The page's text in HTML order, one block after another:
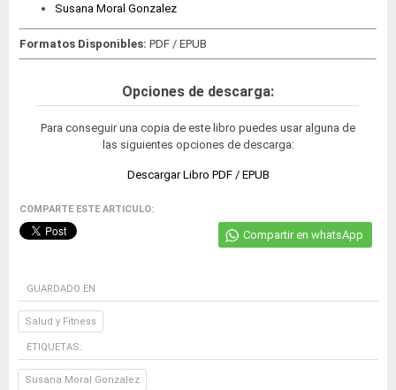
Susana Moral Gonzalez
Formatos Disponibles: PDF / EPUB
Opciones de descarga:
Para conseguir una copia de este libro puedes usar alguna de
las siguientes opciones de descarga:
Descargar Libro PDF / EPUB
COMPARTE ESTE ARTICULO:
Compartir en whatsApp
GUARDADO EN
Salud y Fitness
ETIQUETAS:
Susana Moral Gonzalez